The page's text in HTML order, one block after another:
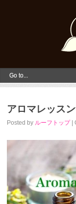
アロマレッス
Posted by ルーフトップ|